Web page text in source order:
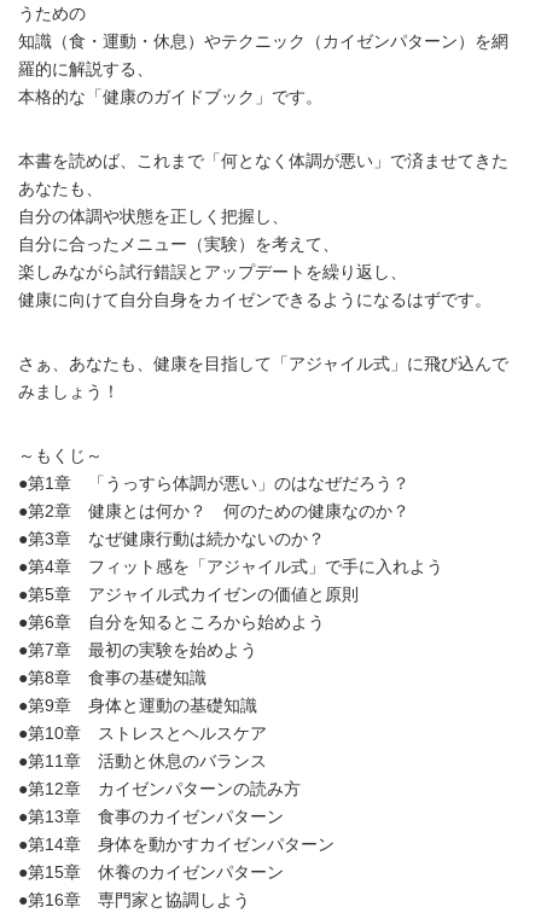
うための
知識（食・運動・休息）やテクニック（カイゼンパターン）を網
羅的に解説する、
本格的な「健康のガイドブック」です。
本書を読めば、これまで「何となく体調が悪い」で済ませてきた
あなたも、
自分の体調や状態を正しく把握し、
自分に合ったメニュー（実験）を考えて、
楽しみながら試行錯誤とアップデートを繰り返し、
健康に向けて自分自身をカイゼンできるようになるはずです。
さぁ、あなたも、健康を目指して「アジャイル式」に飛び込んで
みましょう！
～もくじ～
●第1章 「うっすら体調が悪い」のはなぜだろう？
●第2章 健康とは何か？ 何のための健康なのか？
●第3章 なぜ健康行動は続かないのか？
●第4章 フィット感を「アジャイル式」で手に入れよう
●第5章 アジャイル式カイゼンの価値と原則
●第6章 自分を知るところから始めよう
●第7章 最初の実験を始めよう
●第8章 食事の基礎知識
●第9章 身体と運動の基礎知識
●第10章 ストレスとヘルスケア
●第11章 活動と休息のバランス
●第12章 カイゼンパターンの読み方
●第13章 食事のカイゼンパターン
●第14章 身体を動かすカイゼンパターン
●第15章 休養のカイゼンパターン
●第16章 専門家と協調しよう